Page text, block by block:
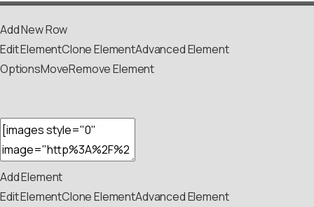
Add New Row
Edit ElementClone ElementAdvanced Element
OptionsMoveRemove Element
Add Element
Edit ElementClone ElementAdvanced Element